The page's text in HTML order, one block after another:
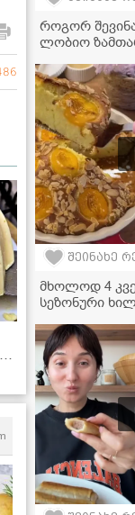
როგორ
ლობიო
შეინახე
მხოლოდ 4
სეზონური
დესერტის